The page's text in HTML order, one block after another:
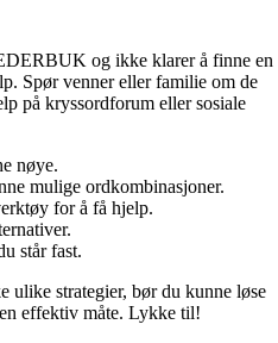
og ikke klarer å finne en
Spør venner eller familie om de
på kryssordforum eller sosiale
nøye.
mulige ordkombinasjoner.
for å få hjelp.
står fast.
ulike strategier, bør du kunne løse
effektiv måte. Lykke til!